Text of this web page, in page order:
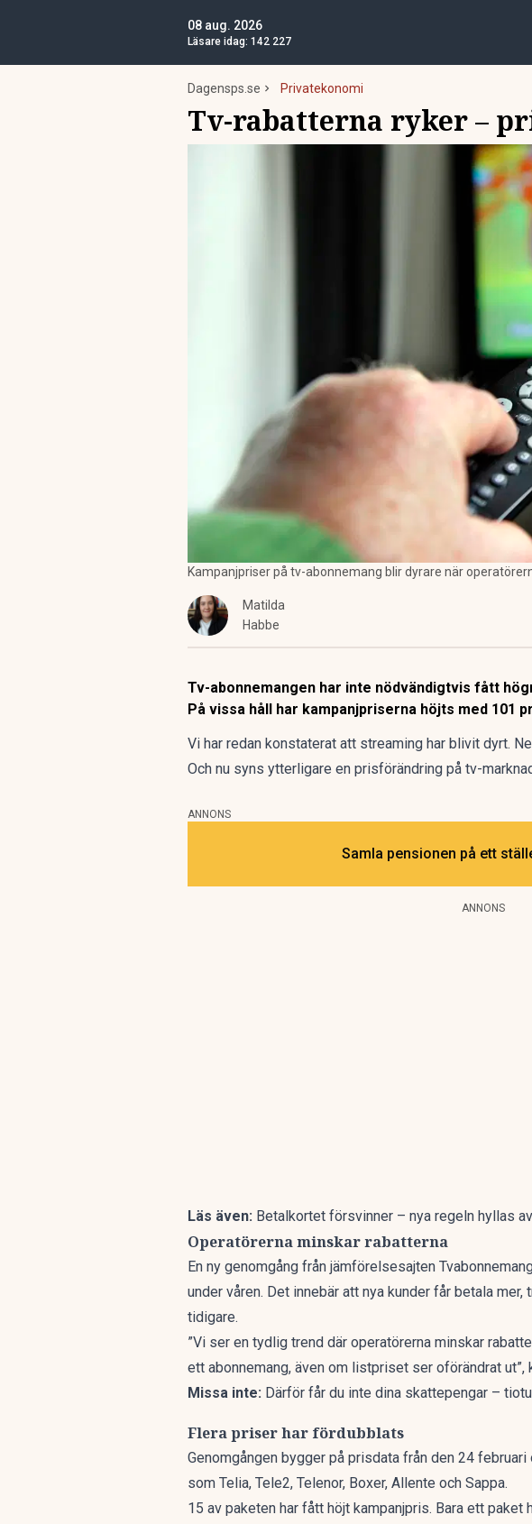
08 aug. 2026
Läsare idag: 142 227
Dagensps.se Privatekonomi
Tv-rabatterna ryker –
Kampanjpriser på tv-abonnemang blir dyrare när
Matilda
Habbe
Tv-abonnemangen har inte nödvändigtvis fått
På vissa håll har kampanjpriserna höjts med 101
Vi har redan konstaterat att streaming har blivit dyrt.
Och nu syns ytterligare en prisförändring på tv-
ANNONS
Samla pensionen på ett
ANNONS
Läs även: Betalkortet försvinner – nya regeln hyllas
Operatörerna minskar rabatterna
En ny genomgång från jämförelsesajten
under våren. Det innebär att nya kunder får betala
tidigare.
”Vi ser en tydlig trend där operatörerna minskar
ett abonnemang, även om listpriset ser oförändrat ut”,
Missa inte: Därför får du inte dina skattepengar –
Flera priser har fördubblats
Genomgången bygger på prisdata från den 24
som Telia, Tele2, Telenor, Boxer, Allente och Sappa.
15 av paketen har fått höjt kampanjpris. Bara ett